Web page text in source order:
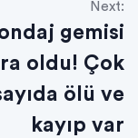
Next:
gemisi
oldu! Çok
ölü ve
kayıp var